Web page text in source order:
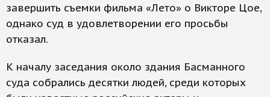
завершить съемки фильма «Лето» о Викторе Цое,
однако суд в удовлетворении его просьбы
отказал.
К началу заседания около здания Басманного
суда собрались десятки людей, среди которых